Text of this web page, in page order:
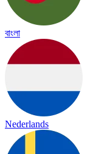
বাংলা
Nederlands